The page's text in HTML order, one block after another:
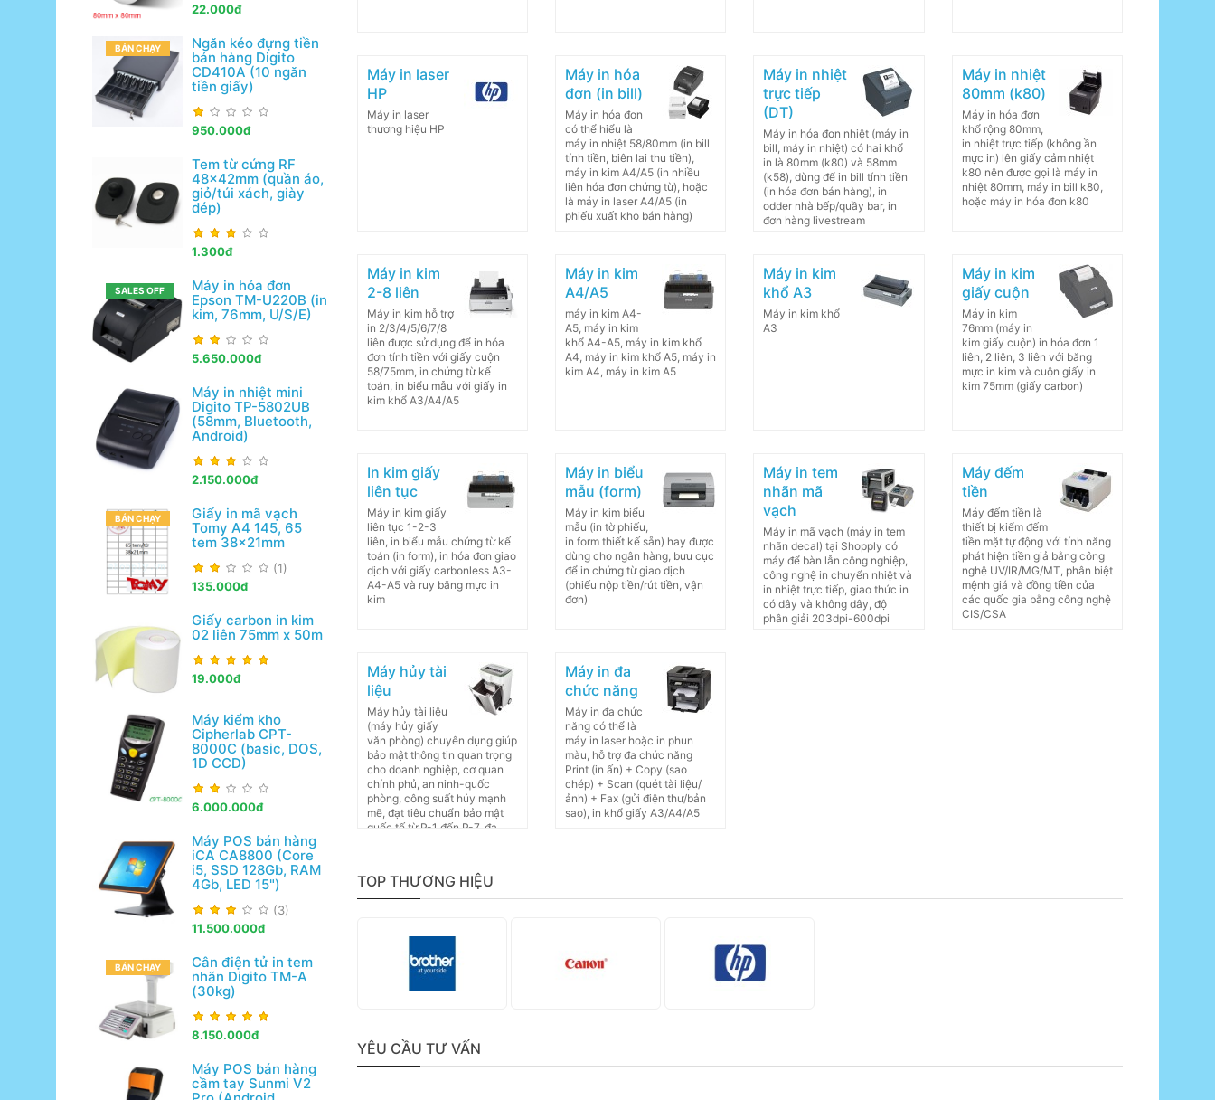
22.000đ
BÁN CHẠY
Ngăn kéo đựng tiền
bán hàng Digito
CD410A (10 ngăn
tiền giấy)
950.000đ
Tem từ cứng RF
48x42mm (quần áo,
giỏ/túi xách, giày
dép)
1.300đ
SALES OFF
Máy in hóa đơn
Epson TM-U220B (in
kim, 76mm, U/S/E)
5.650.000đ
Máy in nhiệt mini
Digito TP-5802UB
(58mm, Bluetooth,
Android)
2.150.000đ
BÁN CHẠY
Giấy in mã vạch
Tomy A4 145, 65
tem 38x21mm
(1)
135.000đ
Giấy carbon in kim
02 liên 75mm x 50m
19.000đ
Máy kiểm kho
Cipherlab CPT-
8000C (basic, DOS,
1D CCD)
6.000.000đ
Máy POS bán hàng
iCA CA8800 (Core
i5, SSD 128Gb, RAM
4Gb, LED 15")
(3)
11.500.000đ
BÁN CHẠY
Cân điện tử in tem
nhãn Digito TM-A
(30kg)
8.150.000đ
Máy POS bán hàng
cầm tay Sunmi V2
Máy in laser
HP
Máy in laser
thương hiệu HP
Máy in hóa
đơn (in bill)
Máy in hóa đơn
có thể hiểu là
máy in nhiệt 58/80mm (in bill
tính tiền, biên lai thu tiền),
máy in kim A4/A5 (in nhiều
liên hóa đơn chứng từ), hoặc
là máy in laser A4/A5 (in
phiếu xuất kho bán hàng)
Máy in nhiệt
trực tiếp
(DT)
Máy in hóa đơn nhiệt (máy in
bill, máy in nhiệt) có hai khổ
in là 80mm (k80) và 58mm
(k58), dùng để in bill tính tiền
(in hóa đơn bán hàng), in
odder nhà bếp/quầy bar, in
đơn hàng livestream
Máy in nhiệt
80mm (k80)
Máy in hóa đơn
khổ rộng 80mm,
in nhiệt trực tiếp (không ần
mực in) lên giấy cảm nhiệt
k80 nên được gọi là máy in
nhiệt 80mm, máy in bill k80,
hoặc máy in hóa đơn k80
Máy in kim
2-8 liên
Máy in kim hỗ trợ
in 2/3/4/5/6/7/8
liên được sử dụng để in hóa
đơn tính tiền với giấy cuộn
58/75mm, in chứng từ kế
toán, in biểu mẫu với giấy in
kim khổ A3/A4/A5
Máy in kim
A4/A5
máy in kim A4-
A5, máy in kim
khổ A4-A5, máy in kim khổ
A4, máy in kim khổ A5, máy in
kim A4, máy in kim A5
Máy in kim
khổ A3
Máy in kim khổ
A3
Máy in kim
giấy cuộn
Máy in kim
76mm (máy in
kim giấy cuộn) in hóa đơn 1
liên, 2 liên, 3 liên với băng
mực in kim và cuộn giấy in
kim 75mm (giấy carbon)
In kim giấy
liên tục
Máy in kim giấy
liên tục 1-2-3
liên, in biểu mẫu chứng từ kế
toán (in form), in hóa đơn giao
dịch với giấy carbonless A3-
A4-A5 và ruy băng mực in
kim
Máy in biểu
mẫu (form)
Máy in kim biểu
mẫu (in tờ phiếu,
in form thiết kế sẵn) hay được
dùng cho ngân hàng, bưu cục
để in chứng từ giao dịch
(phiếu nộp tiền/rút tiền, vận
đơn)
Máy in tem
nhãn mã
vạch
Máy in mã vạch (máy in tem
nhãn decal) tại Shopply có
máy để bàn lẫn công nghiệp,
công nghệ in chuyển nhiệt và
in nhiệt trực tiếp, giao thức in
có dây và không dây, độ
phân giải 203dpi-600dpi
Máy đếm
tiền
Máy đếm tiền là
thiết bị kiểm đếm
tiền mặt tự động với tính năng
phát hiện tiền giả bằng công
nghệ UV/IR/MG/MT, phân biệt
mệnh giá và đồng tiền của
các quốc gia bằng công nghệ
CIS/CSA
Máy hủy tài
liệu
Máy hủy tài liệu
(máy hủy giấy
văn phòng) chuyên dụng giúp
bảo mật thông tin quan trọng
cho doanh nghiệp, cơ quan
chính phủ, an ninh-quốc
phòng, công suất hủy mạnh
mẽ, đạt tiêu chuẩn bảo mật
quốc tế từ P-1 đến P-7, đa
Máy in đa
chức năng
Máy in đa chức
năng có thể là
máy in laser hoặc in phun
màu, hỗ trợ đa chức năng
Print (in ấn) + Copy (sao
chép) + Scan (quét tài liệu/
ảnh) + Fax (gửi điện thư/bản
sao), in khổ giấy A3/A4/A5
TOP THƯƠNG HIỆU
YÊU CẦU TƯ VẤN